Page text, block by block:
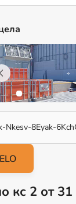
Nkesv-8Eyak-
кс 2 от